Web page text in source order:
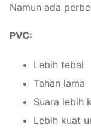
Namun ada
PVC:
Lebih tebal
Tahan lama
Suara lebih
Lebih kuat